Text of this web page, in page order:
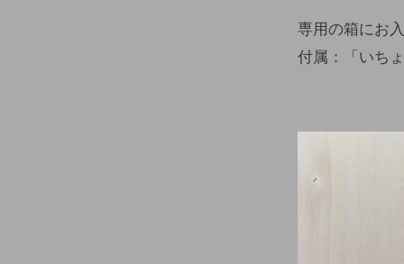
専用の箱にお
付属：「いち